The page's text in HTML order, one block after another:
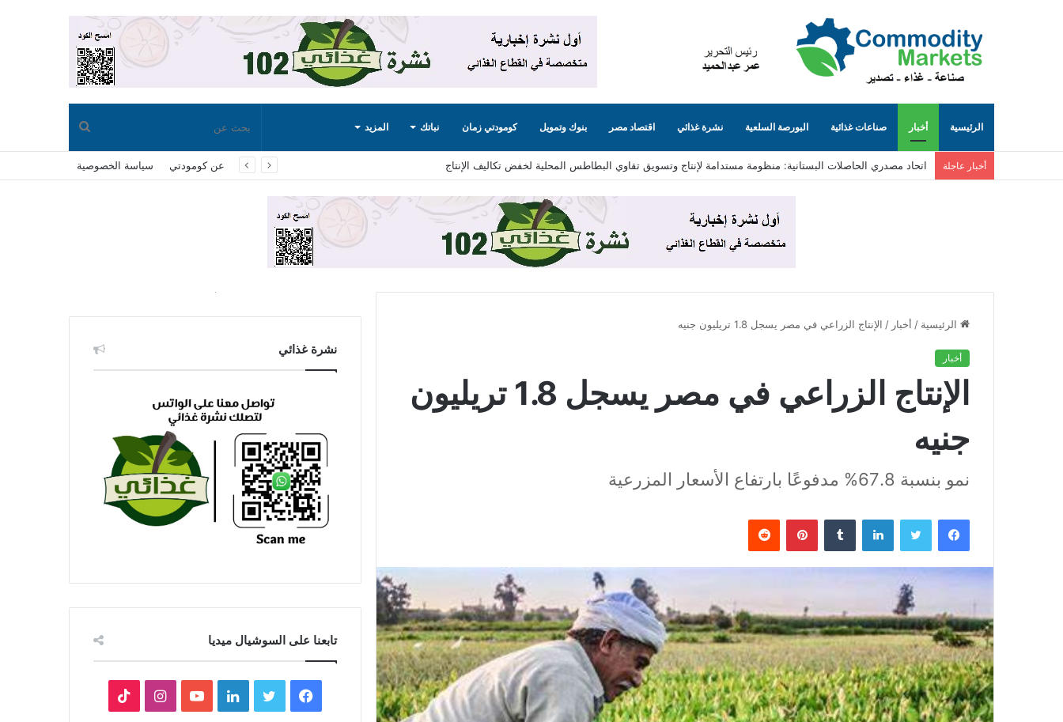
الرئيسية أخبار صناعات غذائية البورصة السلعية نشرة غذائي اقتصاد مصر بنوك وتمويل كومودتي زمان نباتك المزيد بحث
عن
أخبار عاجلة التمثيل التجاري يبحث مع جمعية المصدرين المصريين “اكسبولينك” آليات التعاون لزيادة الصادرات المصرية عن كومودتي سياسة الخصوصية
الرئيسية / أخبار / الإنتاج الزراعي في مصر يسجل 1.8 تريليون جنيه
أخبار
الإنتاج الزراعي في مصر يسجل 1.8 تريليون
جنيه
نمو بنسبة 67.8% مدفوعًا بارتفاع الأسعار المزرعية
فيسبوك تويتر لينكدإن بينتيريست
نشرة غذائي
تابعنا على السوشيال ميديا
فيسبوكتويتر لينكدإنيوتيوبانستقرام